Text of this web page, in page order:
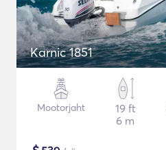
Karnic 1851
Mootorjaht
19 ft
6 m